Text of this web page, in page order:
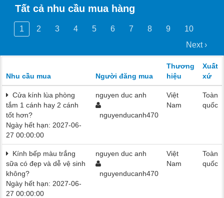
Tất cả nhu cầu mua hàng
1 2 3 4 5 6 7 8 9
10
Next ›
Nhu cầu mua Người đăng mua
Thương
hiệu
Xuất
xứ
Cửa kính lùa phòng
tắm 1 cánh hay 2 cánh
tốt hơn?
Ngày hết hạn: 2027-06-
27 00:00:00
nguyen duc anh
nguyenducanh470
Việt
Nam
Toàn
quốc
Kính bếp màu trắng
sữa có đẹp và dễ vệ sinh
không?
Ngày hết hạn: 2027-06-
27 00:00:00
nguyen duc anh
nguyenducanh470
Việt
Nam
Toàn
quốc